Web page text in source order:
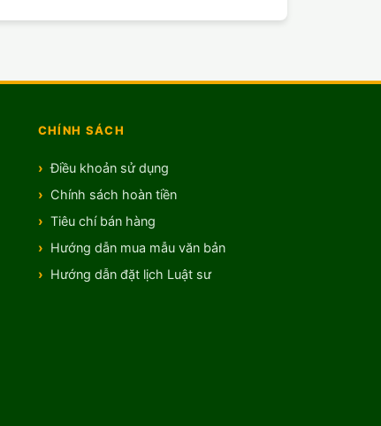
CHÍNH SÁCH
Điều khoản sử dụng
Chính sách hoàn tiền
Tiêu chí bán hàng
Hướng dẫn mua mẫu văn bản
Hướng dẫn đặt lịch Luật sư